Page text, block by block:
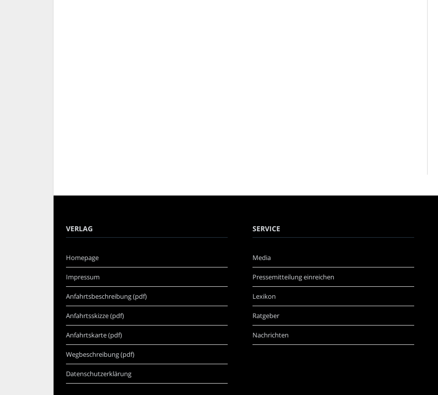
VERLAG
Homepage
Impressum
Anfahrtsbeschreibung (pdf)
Anfahrtsskizze (pdf)
Anfahrtskarte (pdf)
Wegbeschreibung (pdf)
Datenschutzerklärung
SERVICE
Media
Pressemitteilung einreichen
Lexikon
Ratgeber
Nachrichten